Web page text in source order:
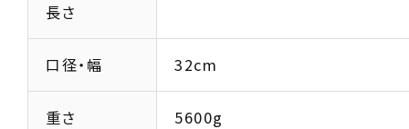
長さ
口径・幅 32cm
重さ 5600g